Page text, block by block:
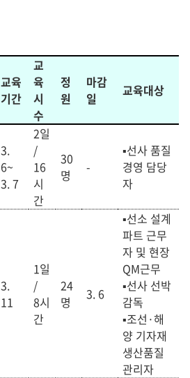
교육
기간
교
육
시
수
정
원
마감
일
교육대상
3.
6~
3. 7
2일
/
16
시
간
30
명
-
▪선사 품질
경영 담당
자
3.
11
1일
/
8시
간
24
명
3. 6
▪선소 설계
파트 근무
자 및 현장
QM근무
▪선사 선박
감독
▪조선·해
양 기자재
생산품질
관리자